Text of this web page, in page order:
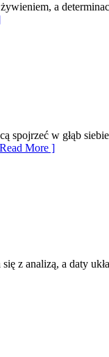
a
spojrzeć w głąb
More ]
z analizą, a daty